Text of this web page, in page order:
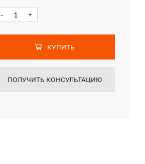
- +
КУПИТЬ
ПОЛУЧИТЬ КОНСУЛЬТАЦИЮ